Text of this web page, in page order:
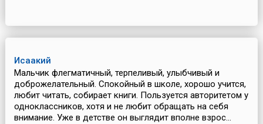
Исаакий
Мальчик флегматичный, терпеливый, улыбчивый и
доброжелательный. Спокойный в школе, хорошо учится,
любит читать, собирает книги. Пользуется авторитетом у
одноклассников, хотя и не любит обращать на себя
внимание. Уже в детстве он выглядит вполне взрос...